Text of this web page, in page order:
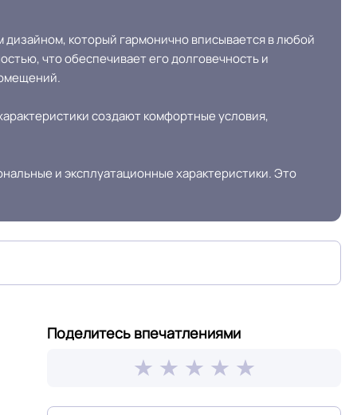
который гармонично вписывается в любой
что обеспечивает его долговечность и
создают комфортные условия,
и эксплуатационные характеристики. Это
Поделитесь впечатлениями